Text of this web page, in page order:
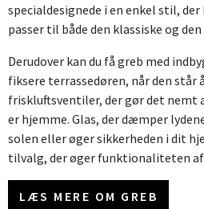
specialdesignede i en enkel stil,
passer til både den klassiske og
Derudover kan du få greb med
fiksere terrassedøren, når den står
friskluftsventiler, der gør det nemt
er hjemme. Glas, der dæmper
solen eller øger sikkerheden i dit
tilvalg, der øger funktionaliteten
LÆS MERE OM GREB